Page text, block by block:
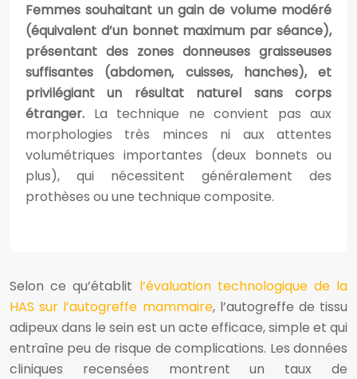
Femmes souhaitant un gain de volume modéré
(équivalent d’un bonnet maximum par séance),
présentant des zones donneuses graisseuses
suffisantes (abdomen, cuisses, hanches), et
privilégiant un résultat naturel sans corps
étranger. La technique ne convient pas aux
morphologies très minces ni aux attentes
volumétriques importantes (deux bonnets ou
plus), qui nécessitent généralement des
prothèses ou une technique composite.
Selon ce qu’établit l’évaluation technologique de la
HAS sur l’autogreffe mammaire, l’autogreffe de tissu
adipeux dans le sein est un acte efficace, simple et qui
entraîne peu de risque de complications. Les données
cliniques recensées montrent un taux de